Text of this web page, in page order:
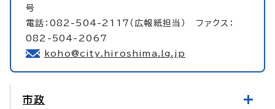
号
電話：082-504-2117（広報紙担当） ファクス：
082-504-2067
koho@city.hiroshima.lg.jp
市政